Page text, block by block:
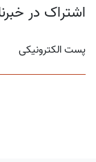
اشتراک در
پست الکترونیکی